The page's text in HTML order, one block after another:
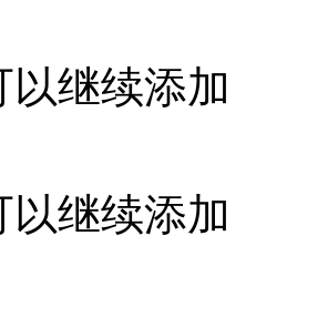
以继续添加
以继续添加